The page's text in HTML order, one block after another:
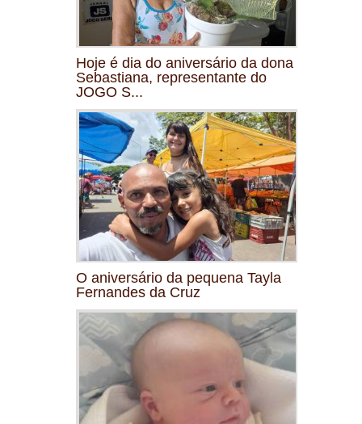
Hoje é dia do aniversário da dona
Sebastiana, representante do
JOGO S...
O aniversário da pequena Tayla
Fernandes da Cruz